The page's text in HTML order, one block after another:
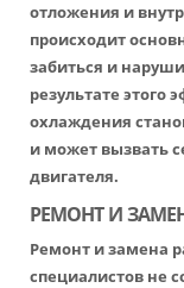
отложения и
происходит
забиться и
результате этого
охлаждения
и может вызвать
двигателя.
РЕМОНТ И
Ремонт и замена
специалистов не